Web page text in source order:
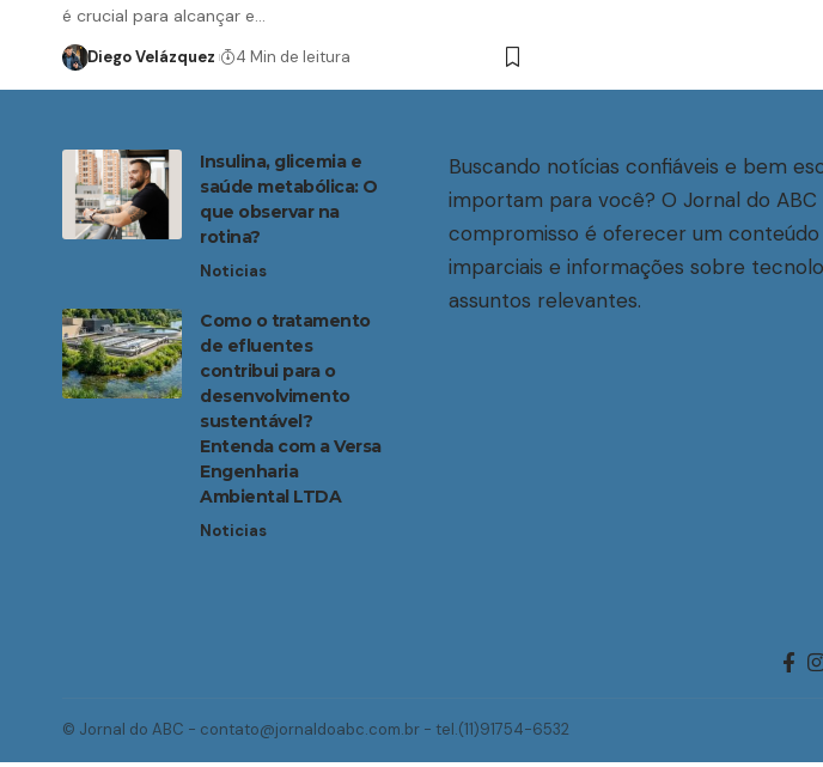
é crucial para alcançar e…
Diego Velázquez 4 Min de leitura
Insulina, glicemia e
saúde metabólica: O
que observar na
rotina?
Noticias
Como o tratamento
de efluentes
contribui para o
desenvolvimento
sustentável?
Entenda com a Versa
Engenharia
Ambiental LTDA
Noticias
Buscando notícias confiáveis e bem
importam para você? O Jornal do ABC
compromisso é oferecer um conteúdo
imparciais e informações sobre
assuntos relevantes.
© Jornal do ABC - contato@jornaldoabc.com.br - tel.(11)91754-6532